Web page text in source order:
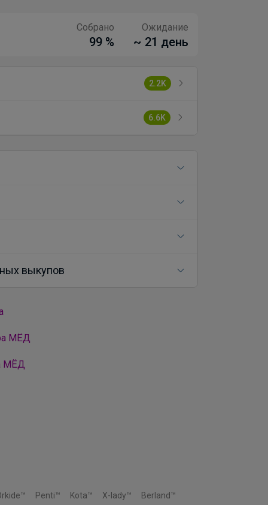
Собрано
99 %
Ожидание
~ 21 день
2.2K
6.6K
выкупов
МЁД
МЁД
Penti™ Kota™ X-lady™
Berland™